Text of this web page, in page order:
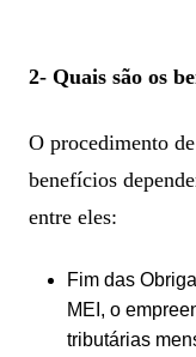
2- Quais são os
O procedimento
benefícios
entre eles:
Fim das
MEI, o
tributárias